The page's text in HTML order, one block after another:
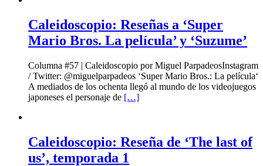
Caleidoscopio: Reseñas a ‘Super
Mario Bros. La película’ y ‘Suzume’
Columna #57 | Caleidoscopio por Miguel ParpadeosInstagram
/ Twitter: @miguelparpadeos ‘Super Mario Bros.: La película‘
A mediados de los ochenta llegó al mundo de los videojuegos
japoneses el personaje de […]
Caleidoscopio: Reseña de ‘The last of
us’, temporada 1